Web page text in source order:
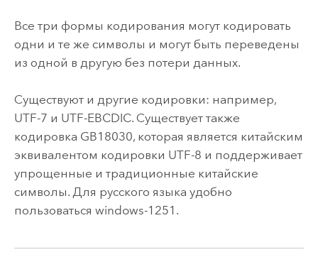
Все три формы кодирования могут кодировать
одни и те же символы и могут быть переведены
из одной в другую без потери данных.
Существуют и другие кодировки: например,
UTF-7 и UTF-EBCDIC. Существует также
кодировка GB18030, которая является китайским
эквивалентом кодировки UTF-8 и поддерживает
упрощенные и традиционные китайские
символы. Для русского языка удобно
пользоваться windows-1251.